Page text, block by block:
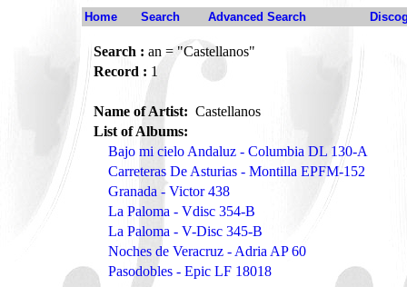
Home Search Advanced Search
Search : an = "Castellanos"
Record : 1
Name of Artist: Castellanos
List of Albums:
Bajo mi cielo Andaluz - Columbia DL 130-A
Carreteras De Asturias - Montilla EPFM-152
Granada - Victor 438
La Paloma - Vdisc 354-B
La Paloma - V-Disc 345-B
Noches de Veracruz - Adria AP 60
Pasodobles - Epic LF 18018